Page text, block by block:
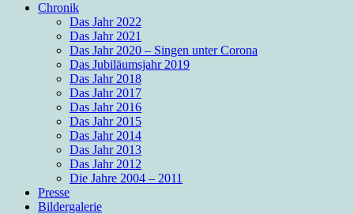
Chronik
Das Jahr 2022
Das Jahr 2021
Das Jahr 2020 – Singen unter Corona
Das Jubiläumsjahr 2019
Das Jahr 2018
Das Jahr 2017
Das Jahr 2016
Das Jahr 2015
Das Jahr 2014
Das Jahr 2013
Das Jahr 2012
Die Jahre 2004 – 2011
Presse
Bildergalerie